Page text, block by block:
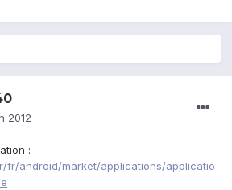
2012
:
fr/android/market/applications/applicatio